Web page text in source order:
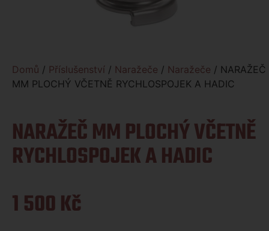
Domů / Příslušenství / Naražeče / Naražeče / NARAŽEČ
MM PLOCHÝ VČETNĚ RYCHLOSPOJEK A HADIC
NARAŽEČ MM PLOCHÝ VČETNĚ
RYCHLOSPOJEK A HADIC
1 500Kč